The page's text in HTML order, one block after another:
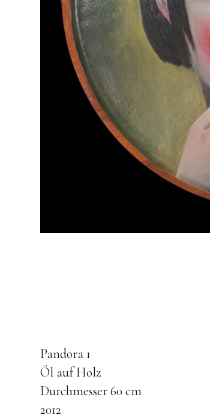
Pandora 1
Öl auf Holz
Durchmesser 60 cm
2012